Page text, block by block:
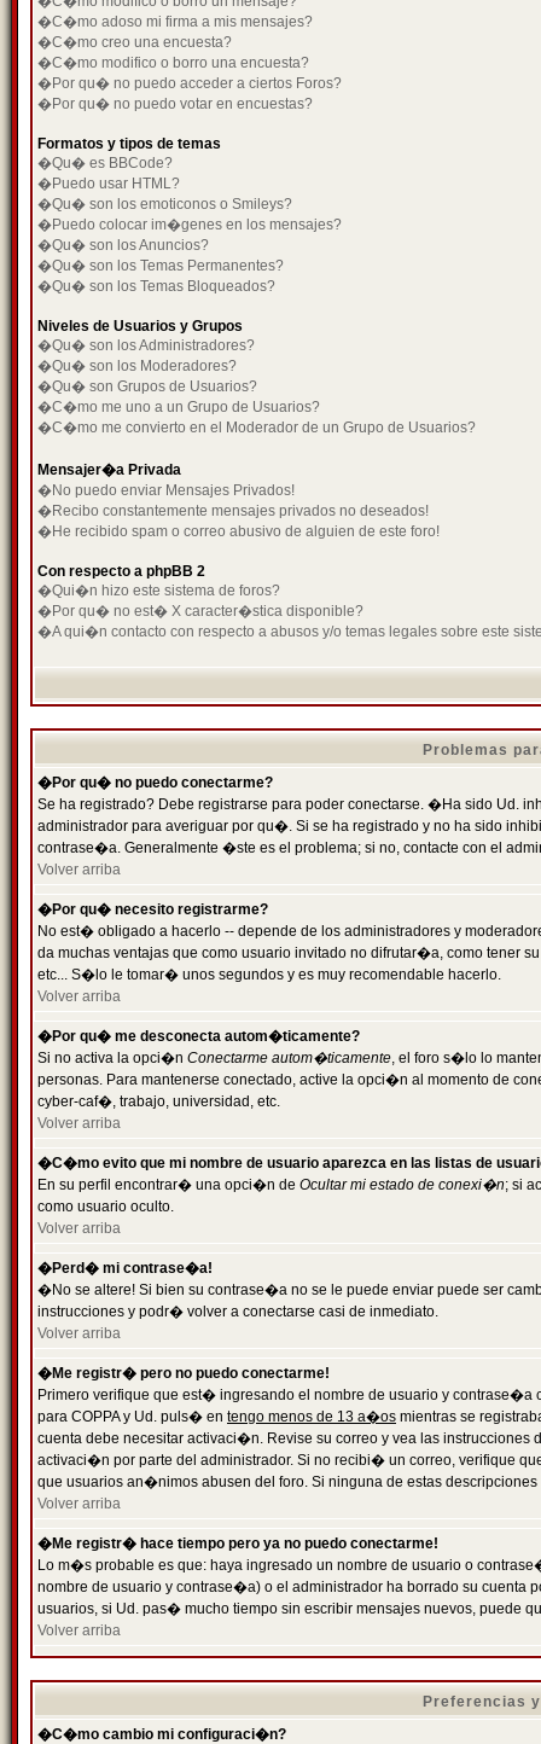
�C�mo adoso mi firma a mis mensajes?
�C�mo creo una encuesta?
�C�mo modifico o borro una encuesta?
�Por qu� no puedo acceder a ciertos Foros?
�Por qu� no puedo votar en encuestas?
Formatos y tipos de temas
�Qu� es BBCode?
�Puedo usar HTML?
�Qu� son los emoticonos o Smileys?
�Puedo colocar im�genes en los mensajes?
�Qu� son los Anuncios?
�Qu� son los Temas Permanentes?
�Qu� son los Temas Bloqueados?
Niveles de Usuarios y Grupos
�Qu� son los Administradores?
�Qu� son los Moderadores?
�Qu� son Grupos de Usuarios?
�C�mo me uno a un Grupo de Usuarios?
�C�mo me convierto en el Moderador de un Grupo de Usuarios?
Mensajer�a Privada
�No puedo enviar Mensajes Privados!
�Recibo constantemente mensajes privados no deseados!
�He recibido spam o correo abusivo de alguien de este foro!
Con respecto a phpBB 2
�Qui�n hizo este sistema de foros?
�Por qu� no est� X caracter�stica disponible?
�A qui�n contacto con respecto a abusos y/o temas legales sobre este
Problemas
�Por qu� no puedo conectarme?
Se ha registrado? Debe registrarse para poder conectarse. �Ha sido Ud.
administrador para averiguar por qu�. Si se ha registrado y no ha sido
contrase�a. Generalmente �ste es el problema; si no, contacte con el
Volver arriba
�Por qu� necesito registrarme?
No est� obligado a hacerlo -- depende de los administradores y
da muchas ventajas que como usuario invitado no difrutar�a, como tener
etc... S�lo le tomar� unos segundos y es muy recomendable hacerlo.
Volver arriba
�Por qu� me desconecta autom�ticamente?
Si no activa la opci�n Conectarme autom�ticamente, el foro s�lo lo
personas. Para mantenerse conectado, active la opci�n al momento de
cyber-caf�, trabajo, universidad, etc.
Volver arriba
�C�mo evito que mi nombre de usuario aparezca en las listas de
En su perfil encontrar� una opci�n de Ocultar mi estado de conexi�n; si
como usuario oculto.
Volver arriba
�Perd� mi contrase�a!
�No se altere! Si bien su contrase�a no se le puede enviar puede ser
instrucciones y podr� volver a conectarse casi de inmediato.
Volver arriba
�Me registr� pero no puedo conectarme!
Primero verifique que est� ingresando el nombre de usuario y
para COPPA y Ud. puls� en tengo menos de 13 a�os mientras se
cuenta debe necesitar activaci�n. Revise su correo y vea las
activaci�n por parte del administrador. Si no recibi� un correo, verifique
que usuarios an�nimos abusen del foro. Si ninguna de estas
Volver arriba
�Me registr� hace tiempo pero ya no puedo conectarme!
Lo m�s probable es que: haya ingresado un nombre de usuario o
nombre de usuario y contrase�a) o el administrador ha borrado su
usuarios, si Ud. pas� mucho tiempo sin escribir mensajes nuevos, puede
Volver arriba
Preferencias
�C�mo cambio mi configuraci�n?